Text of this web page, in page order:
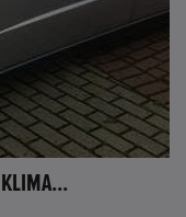
KLIMA...